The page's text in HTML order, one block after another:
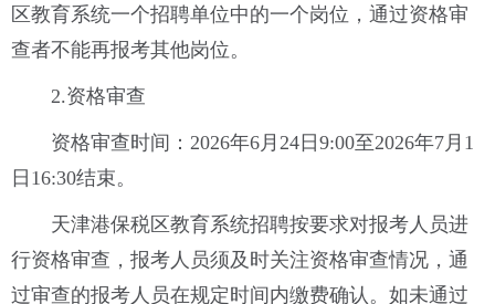
区教育系统一个招聘单位中的一个岗位，通过资格审
查者不能再报考其他岗位。
2.资格审查
资格审查时间：2026年6月24日9:00至2026年7月1
日16:30结束。
天津港保税区教育系统招聘按要求对报考人员进
行资格审查，报考人员须及时关注资格审查情况，通
过审查的报考人员在规定时间内缴费确认。如未通过